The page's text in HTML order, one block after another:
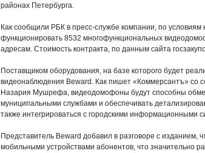
районах Петербурга.
Как сообщили РБК в пресс-службе компании, по условиям
функционировать 8532 многофункциональных
адресам. Стоимость контракта, по данным сайта
Поставщиком оборудования, на базе которого будет
видеонаблюдения Beward. Как пишет «Коммерсантъ»
Назария Мушрефа, видеодомофоны будут способны
муниципальными службами и обеспечивать
также интегрироваться с городскими информационными
Представитель Beward добавил в разговоре с изданием,
мобильными устройствами абонентов, что значительно